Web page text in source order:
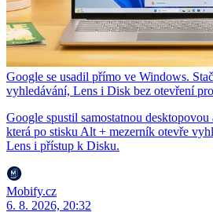
Google se usadil přímo ve Windows.
vyhledávání, Lens i Disk bez otevření
Google spustil samostatnou
která po stisku Alt + mezerník otevře
Lens i přístup k Disku.
Mobify.cz
6. 8. 2026, 20:32